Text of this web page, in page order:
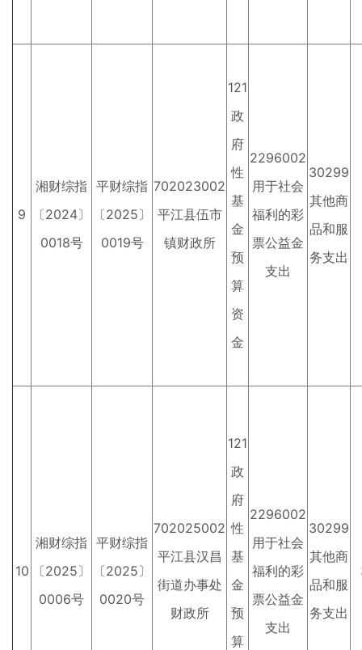
9
湘财综指
〔2024〕
0018号
平财综指
〔2025〕
0019号
702023002
平江县伍市
镇财政所
121
政
府
性
基
金
预
算
资
金
2296002
用于社会
福利的彩
票公益金
支出
30299
其他商
品和服
务支出
10
湘财综指
〔2025〕
0006号
平财综指
〔2025〕
0020号
702025002
平江县汉昌
街道办事处
财政所
121
政
府
性
基
金
预
算
2296002
用于社会
福利的彩
票公益金
支出
30299
其他商
品和服
务支出